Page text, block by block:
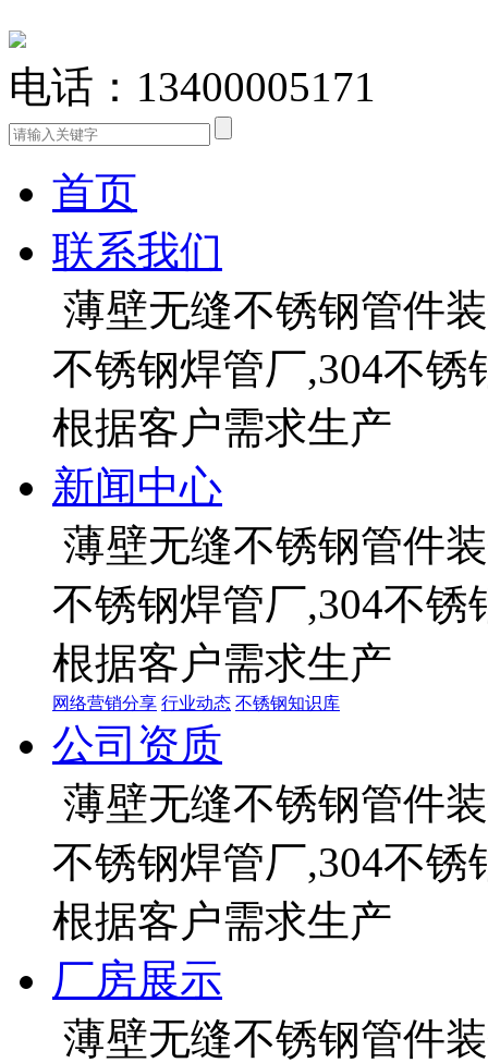
电话：13400005171
首页
联系我们
薄壁无缝不锈钢管件
不锈钢焊管厂,304不
根据客户需求生产
新闻中心
薄壁无缝不锈钢管件
不锈钢焊管厂,304不
根据客户需求生产
网络营销分享 行业动态 不锈钢知识库
公司资质
薄壁无缝不锈钢管件
不锈钢焊管厂,304不
根据客户需求生产
厂房展示
薄壁无缝不锈钢管件